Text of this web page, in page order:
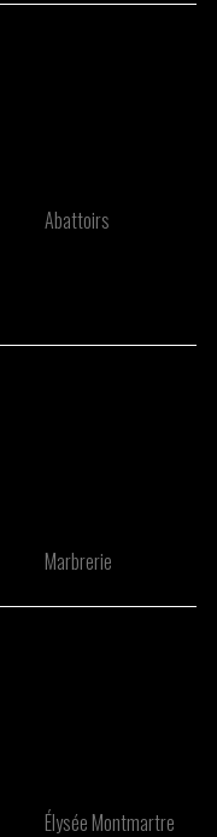
Abattoirs
Marbrerie
Élysée Montmartre